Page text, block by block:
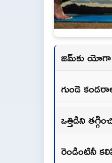
జిమ్‌కు యోగా
గుండె
ఒత్తిడిని
రెండింటినీ